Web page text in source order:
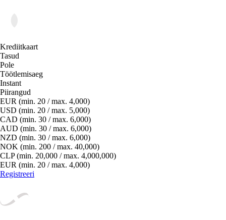
Krediitkaart
Tasud
Pole
Töötlemisaeg
Instant
Piirangud
EUR (min. 20 / max. 4,000)
USD (min. 20 / max. 5,000)
CAD (min. 30 / max. 6,000)
AUD (min. 30 / max. 6,000)
NZD (min. 30 / max. 6,000)
NOK (min. 200 / max. 40,000)
CLP (min. 20,000 / max. 4,000,000)
EUR (min. 20 / max. 4,000)
Registreeri